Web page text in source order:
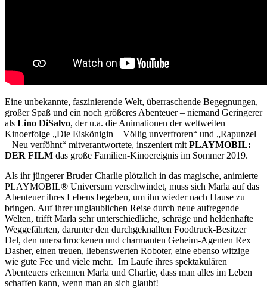
Eine unbekannte, faszinierende Welt, überraschende Begegnungen,
großer Spaß und ein noch größeres Abenteuer – niemand Geringerer
als Lino DiSalvo, der u.a. die Animationen der weltweiten
Kinoerfolge „Die Eiskönigin – Völlig unverfroren“ und „Rapunzel
– Neu verföhnt“ mitverantwortete, inszeniert mit PLAYMOBIL:
DER FILM das große Familien-Kinoereignis im Sommer 2019.
Als ihr jüngerer Bruder Charlie plötzlich in das magische, animierte
PLAYMOBIL® Universum verschwindet, muss sich Marla auf das
Abenteuer ihres Lebens begeben, um ihn wieder nach Hause zu
bringen. Auf ihrer unglaublichen Reise durch neue aufregende
Welten, trifft Marla sehr unterschiedliche, schräge und heldenhafte
Weggefährten, darunter den durchgeknallten Foodtruck-Besitzer
Del, den unerschrockenen und charmanten Geheim-Agenten Rex
Dasher, einen treuen, liebenswerten Roboter, eine ebenso witzige
wie gute Fee und viele mehr. Im Laufe ihres spektakulären
Abenteuers erkennen Marla und Charlie, dass man alles im Leben
schaffen kann, wenn man an sich glaubt!